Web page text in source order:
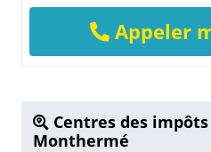
Appeler
Centres des
Monthermé